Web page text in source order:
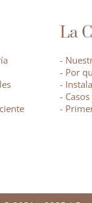
La
-
- Por
-
-
-